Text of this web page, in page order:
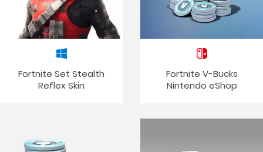
Fortnite Set Stealth
Reflex Skin
Fortnite V-Bucks
Nintendo eShop